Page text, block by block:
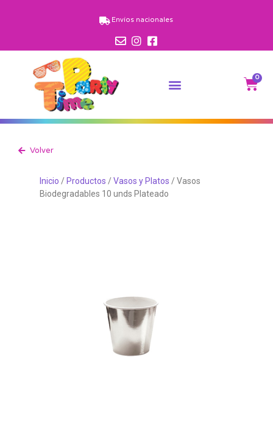
Envíos nacionales
0
Volver
Inicio / Productos /Vasos y Platos / Vasos
Biodegradables 10 unds Plateado